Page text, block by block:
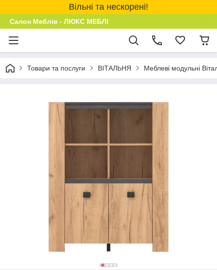
Вільні та нескорені!
Салон Меблів - ЛЮКС МЕБЛІ
Товари та послуги ВІТАЛЬНЯ Меблеві модульні